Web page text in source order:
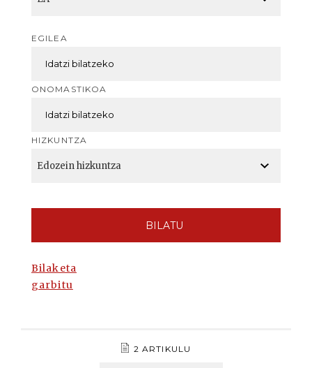
EGILEA
ONOMASTIKOA
HIZKUNTZA
BILATU
Bilaketa
garbitu
2 ARTIKULU